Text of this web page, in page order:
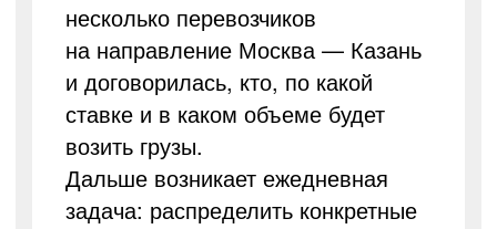
несколько перевозчиков
на направление Москва — Казань
и договорилась, кто, по какой
ставке и в каком объеме будет
возить грузы.
Дальше возникает ежедневная
задача: распределить конкретные